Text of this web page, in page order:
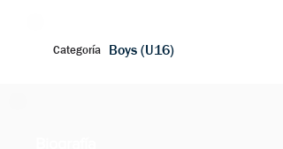
Categoría Boys (U16)